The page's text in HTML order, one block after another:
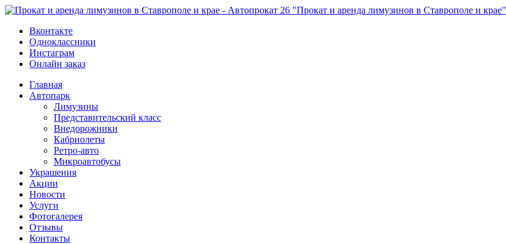
"Прокат и аренда лимузинов в Ставрополе и крае"
Вконтакте
Одноклассники
Инстаграм
Онлайн заказ
Главная
Автопарк
Лимузины
Представительский класс
Внедорожники
Кабриолеты
Ретро-авто
Микроавтобусы
Украшения
Акции
Новости
Услуги
Фотогалерея
Отзывы
­Контакты